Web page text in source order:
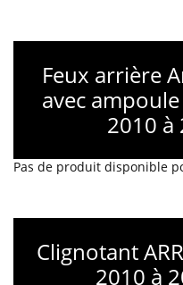
Feux arrière
avec
2010 à
Pas de produit disponible
Clignotant
2010 à